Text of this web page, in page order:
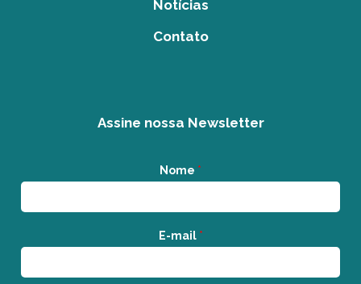
Notícias
Contato
Assine nossa Newsletter
Nome *
E-mail *